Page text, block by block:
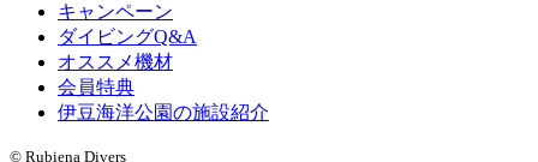
キャンペーン
ダイビングQ&A
オススメ機材
会員特典
伊豆海洋公園の施設紹介
© Rubiena Divers